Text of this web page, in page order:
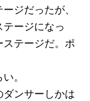
ジだったが、
ージになっ
テージだ。ポ
。
ンサーしかは